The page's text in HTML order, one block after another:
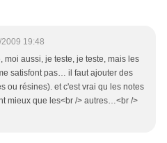
19:48
moi aussi, je teste, je teste, mais les
satisfont pas… il faut ajouter des
ou résines). et c'est vrai qu les notes
mieux que les<br /> autres…<br />